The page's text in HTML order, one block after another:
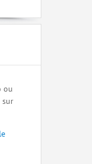
ou
sur